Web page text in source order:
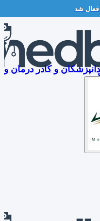
فعال شد
و کادر درمان و